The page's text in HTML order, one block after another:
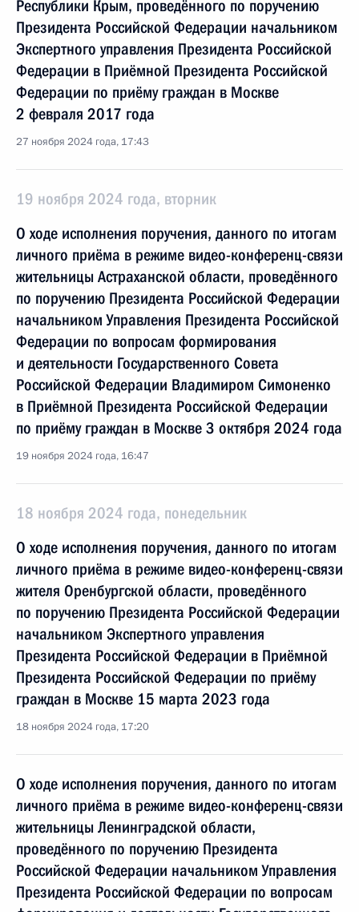
Республики Крым, проведённого по поручению
Президента Российской Федерации начальником
Экспертного управления Президента Российской
Федерации в Приёмной Президента Российской
Федерации по приёму граждан в Москве
2 февраля 2017 года
27 ноября 2024 года, 17:43
19 ноября 2024 года, вторник
О ходе исполнения поручения, данного по итогам
личного приёма в режиме видео-конференц-связи
жительницы Астраханской области, проведённого
по поручению Президента Российской Федерации
начальником Управления Президента Российской
Федерации по вопросам формирования
и деятельности Государственного Совета
Российской Федерации Владимиром Симоненко
в Приёмной Президента Российской Федерации
по приёму граждан в Москве 3 октября 2024 года
19 ноября 2024 года, 16:47
18 ноября 2024 года, понедельник
О ходе исполнения поручения, данного по итогам
личного приёма в режиме видео-конференц-связи
жителя Оренбургской области, проведённого
по поручению Президента Российской Федерации
начальником Экспертного управления
Президента Российской Федерации в Приёмной
Президента Российской Федерации по приёму
граждан в Москве 15 марта 2023 года
18 ноября 2024 года, 17:20
О ходе исполнения поручения, данного по итогам
личного приёма в режиме видео-конференц-связи
жительницы Ленинградской области,
проведённого по поручению Президента
Российской Федерации начальником Управления
Президента Российской Федерации по вопросам